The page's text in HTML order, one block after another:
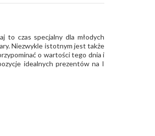
to czas specjalny dla młodych
Niezwykle istotnym jest także
o wartości tego dnia i
idealnych prezentów na I